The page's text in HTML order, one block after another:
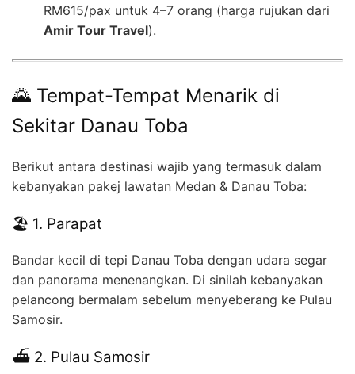
RM615/pax untuk 4–7 orang (harga rujukan dari
Amir Tour Travel).
🌄 Tempat-Tempat Menarik di
Sekitar Danau Toba
Berikut antara destinasi wajib yang termasuk dalam
kebanyakan pakej lawatan Medan & Danau Toba:
🏖️ 1. Parapat
Bandar kecil di tepi Danau Toba dengan udara segar
dan panorama menenangkan. Di sinilah kebanyakan
pelancong bermalam sebelum menyeberang ke Pulau
Samosir.
⛴️ 2. Pulau Samosir